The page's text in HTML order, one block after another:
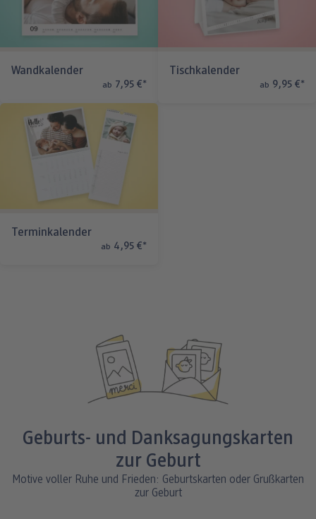
Wandkalender
ab 7,95 €*
Tischkalender
ab 9,95 €*
Terminkalender
ab 4,95 €*
Geburts- und Danksagungskarten
zur Geburt
Motive voller Ruhe und Frieden: Geburtskarten oder Grußkarten
zur Geburt